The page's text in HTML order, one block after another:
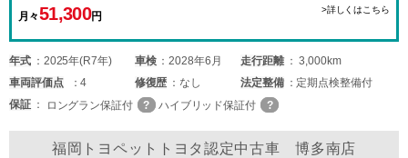
月々51,300円
>詳しくはこちら
年式 2025年(R7年) 車検 2028年6月 走行距離
3,000km
車両評価点 4 修復歴 なし 法定整備
定期点検整備付
保証
ロングラン保証付 ハイブリッド保証付
福岡トヨペットトヨタ認定中古車 博多南店